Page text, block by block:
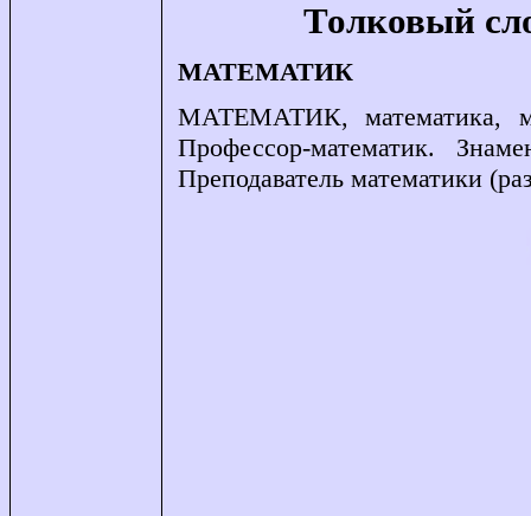
Толковый
МАТЕМАТИК
МАТЕМАТИК, математика,
Профессор-математик.
Преподаватель математики